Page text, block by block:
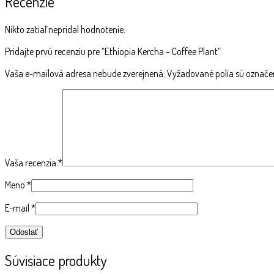
Nikto zatiaľ nepridal hodnotenie.
Pridajte prvú recenziu pre “Ethiopia Kercha – Coffee Plant”
Vaša e-mailová adresa nebude zverejnená. Vyžadované polia sú
Vaša recenzia *
Meno *
E-mail *
Súvisiace produkty